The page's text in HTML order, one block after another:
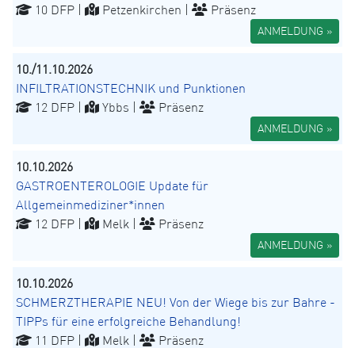
10 DFP |
Petzenkirchen | Präsenz
ANMELDUNG »
10./11.10.2026
INFILTRATIONSTECHNIK und Punktionen
12 DFP |
Ybbs | Präsenz
ANMELDUNG »
10.10.2026
GASTROENTEROLOGIE Update für
Allgemeinmediziner*innen
12 DFP |
Melk | Präsenz
ANMELDUNG »
10.10.2026
SCHMERZTHERAPIE NEU! Von der Wiege bis zur Bahre -
TIPPs für eine erfolgreiche Behandlung!
11 DFP |
Melk | Präsenz